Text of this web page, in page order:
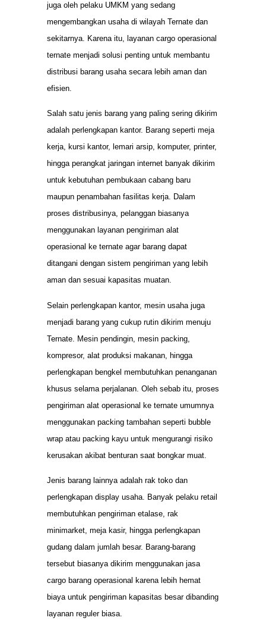
juga oleh pelaku UMKM yang sedang
mengembangkan usaha di wilayah Ternate dan
sekitarnya. Karena itu, layanan cargo operasional
ternate menjadi solusi penting untuk membantu
distribusi barang usaha secara lebih aman dan
efisien.
Salah satu jenis barang yang paling sering dikirim
adalah perlengkapan kantor. Barang seperti meja
kerja, kursi kantor, lemari arsip, komputer, printer,
hingga perangkat jaringan internet banyak dikirim
untuk kebutuhan pembukaan cabang baru
maupun penambahan fasilitas kerja. Dalam
proses distribusinya, pelanggan biasanya
menggunakan layanan pengiriman alat
operasional ke ternate agar barang dapat
ditangani dengan sistem pengiriman yang lebih
aman dan sesuai kapasitas muatan.
Selain perlengkapan kantor, mesin usaha juga
menjadi barang yang cukup rutin dikirim menuju
Ternate. Mesin pendingin, mesin packing,
kompresor, alat produksi makanan, hingga
perlengkapan bengkel membutuhkan penanganan
khusus selama perjalanan. Oleh sebab itu, proses
pengiriman alat operasional ke ternate umumnya
menggunakan packing tambahan seperti bubble
wrap atau packing kayu untuk mengurangi risiko
kerusakan akibat benturan saat bongkar muat.
Jenis barang lainnya adalah rak toko dan
perlengkapan display usaha. Banyak pelaku retail
membutuhkan pengiriman etalase, rak
minimarket, meja kasir, hingga perlengkapan
gudang dalam jumlah besar. Barang-barang
tersebut biasanya dikirim menggunakan jasa
cargo barang operasional karena lebih hemat
biaya untuk pengiriman kapasitas besar dibanding
layanan reguler biasa.